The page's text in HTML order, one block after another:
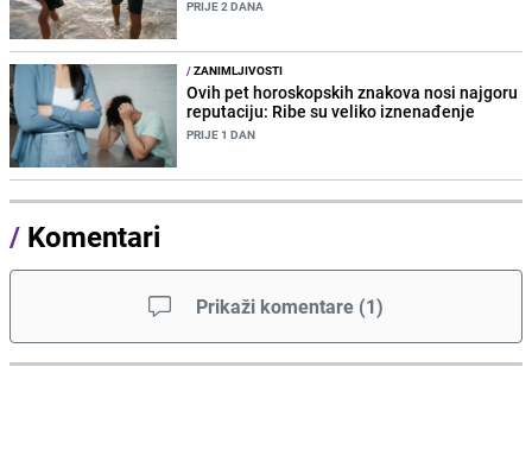
PRIJE 2 DANA
/ZANIMLJIVOSTI
Ovih pet horoskopskih znakova nosi najgoru
reputaciju: Ribe su veliko iznenađenje
PRIJE 1 DAN
/ Komentari
Prikaži komentare (1)